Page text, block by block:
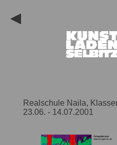
Realschule Naila,
23.06. - 14.07.2001